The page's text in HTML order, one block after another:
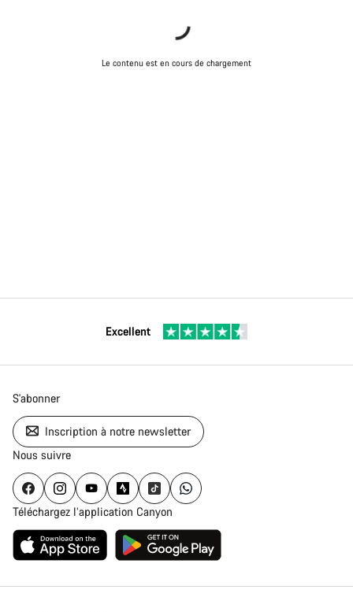
Le contenu est en cours de chargement
Excellent
S'abonner
Inscription à notre newsletter
Nous suivre
Téléchargez l’application Canyon